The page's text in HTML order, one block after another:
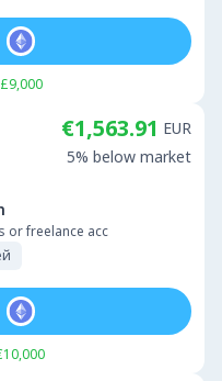
or freelance acc
€1,563.91 EUR
5% below market